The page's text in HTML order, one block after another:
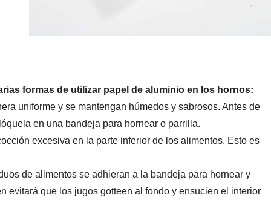
formas de utilizar papel de aluminio en los hornos:
uniforme y se mantengan húmedos y sabrosos. Antes de
en una bandeja para hornear o parrilla.
excesiva en la parte inferior de los alimentos. Esto es
de alimentos se adhieran a la bandeja para hornear y
evitará que los jugos gotteen al fondo y ensucien el interior